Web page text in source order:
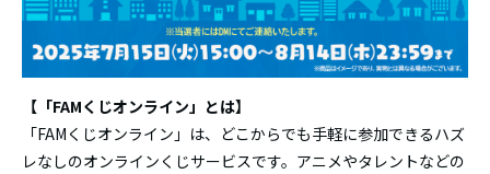
【「FAMくじオンライン」とは】
「FAMくじオンライン」は、どこからでも手軽に参加できるハズ
レなしのオンラインくじサービスです。アニメやタレントなどの